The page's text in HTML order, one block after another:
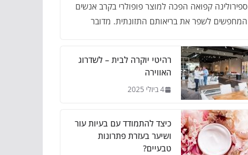
ספירולינה קפואה הפכה למוצר פופולרי בקרב אנשים
המחפשים לשפר את בריאותם התזונתית. מדובר
רהיטי יוקרה לבית – לשדרוג
האווירה
4 ביולי 2025
כיצד להתמודד עם בעיות עור
ושיער בעזרת פתרונות
טבעיים?